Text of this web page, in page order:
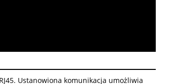
Ustanowiona komunikacja umożliwia